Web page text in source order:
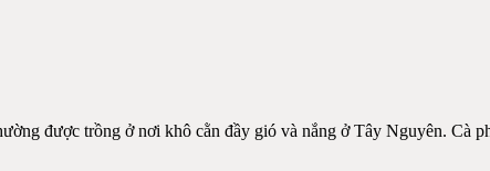
được trồng ở nơi khô cằn đầy gió và nắng ở Tây Nguyên. Cà